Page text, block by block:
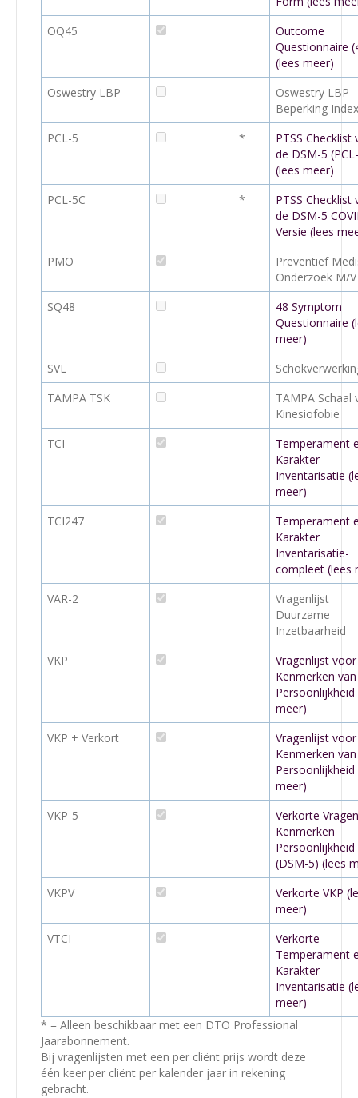
OQ45
Outcome
Questionnaire
(lees meer)
Oswestry LBP
Oswestry LBP
Beperking Index
PCL-5
*
PTSS Checklist
de DSM-5
(lees meer)
PCL-5C
*
PTSS Checklist
de DSM-5
Versie (lees
PMO
Preventief
Onderzoek M/V
SQ48
48 Symptom
Questionnaire
meer)
SVL
TAMPA TSK
TAMPA Schaal
Kinesiofobie
TCI
Temperament
Karakter
Inventarisatie
meer)
TCI247
Temperament
Karakter
Inventarisatie-
compleet (lees
VAR-2
Vragenlijst
Duurzame
Inzetbaarheid
VKP
Vragenlijst voor
Kenmerken
Persoonlijkheid
meer)
VKP + Verkort
Vragenlijst voor
Kenmerken
Persoonlijkheid
meer)
VKP-5
Verkorte
Kenmerken
Persoonlijkheid
(DSM-5) (lees
VKPV
Verkorte VKP
meer)
VTCI
Verkorte
Temperament
Karakter
Inventarisatie
meer)
* = Alleen beschikbaar met een DTO Professional
Jaarabonnement.
Bij vragenlijsten met een per cliënt prijs wordt deze
één keer per cliënt per kalender jaar in rekening
gebracht.